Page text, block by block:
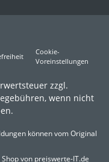
Cookie-
Voreinstellungen
zzgl.
wenn nicht
können vom Original
von preiswerte-IT.de